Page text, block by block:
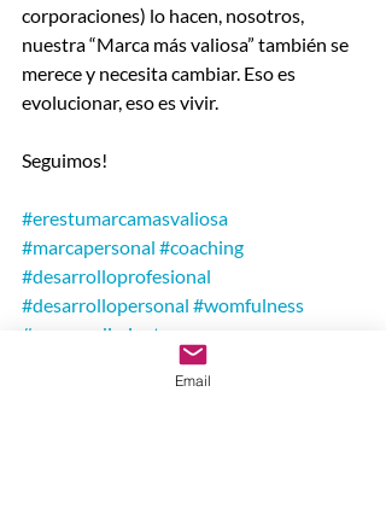
corporaciones) lo hacen, nosotros,
nuestra “Marca más valiosa” también se
merece y necesita cambiar. Eso es
evolucionar, eso es vivir.
Seguimos!
#erestumarcamasvaliosa
#marcapersonal #coaching
#desarrolloprofesional
#desarrollopersonal #womfulness
#emprendimiento
Email